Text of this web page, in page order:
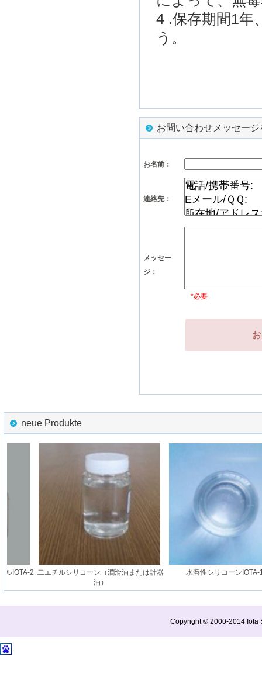
4 .保存期間1年
う 。
お問い合わせメッセー
お名前：
連絡先：
メッセー
ジ：
*必要
neue Produkte
2 二エチルシリコーン（潤滑油または計器
油）
水溶性シリコーンIOTA-
Copyright © 2000-2014 Iota